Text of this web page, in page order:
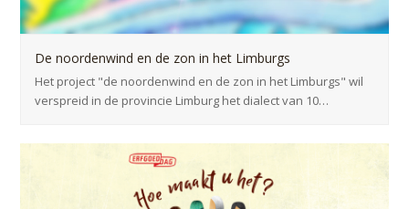
De noordenwind en de zon in het Limburgs
Het project "de noordenwind en de zon in het Limburgs" wil
verspreid in de provincie Limburg het dialect van 10…